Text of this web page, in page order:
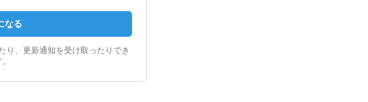
なる
り、更新通知を受け取ったりでき